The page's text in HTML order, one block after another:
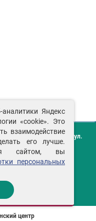
«Сенат»г. Красноярск
ул.
НЕОБХОДИМА
центр
аналитики Яндекс
«cookie». Это
взаимодействие
его лучше.
сайтом, вы
персональных